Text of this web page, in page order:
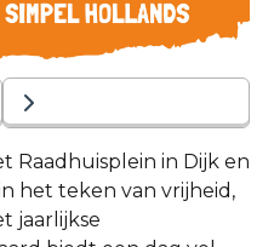
Raadhuisplein in Dijk en
het teken van vrijheid,
jaarlijkse